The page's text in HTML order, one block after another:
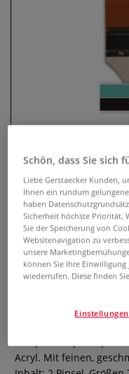
pébéo
goldene
0
Acryl. Mit feinen,
Schön, dass Sie sich
Liebe Gerstaecker Kunden,
Ihnen ein rundum
haben
Sicherheit höchste Priorität.
Sie der Speicherung von
Websitenavigation zu
unsere
können Sie Ihre
wiederrufen. Diese finden
Einstellungen